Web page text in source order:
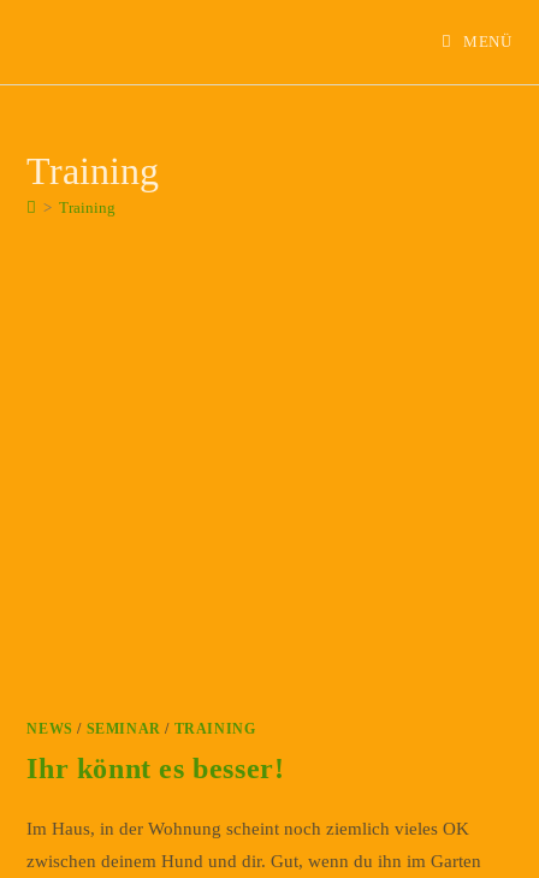
MENÜ
Training
> Training
NEWS / SEMINAR / TRAINING
Ihr könnt es besser!
Im Haus, in der Wohnung scheint noch ziemlich vieles OK
zwischen deinem Hund und dir. Gut, wenn du ihn im Garten